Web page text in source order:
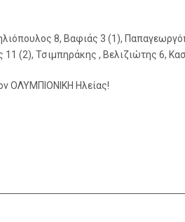
8, Βαφιάς 3 (1),
(2), Τσιμπηράκης , Βελιζιώτης 6,
ΟΛΥΜΠΙΟΝΙΚΗ Ηλείας!